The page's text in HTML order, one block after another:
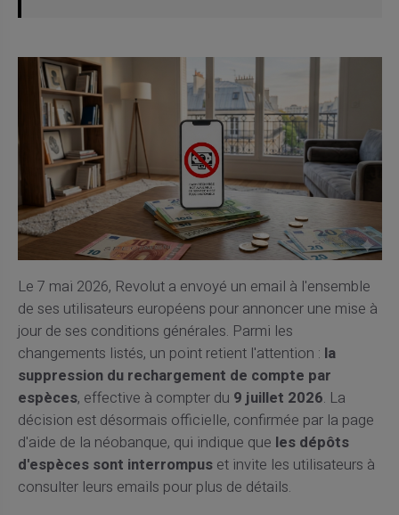
Le 7 mai 2026, Revolut a envoyé un email à l'ensemble
de ses utilisateurs européens pour annoncer une mise à
jour de ses conditions générales. Parmi les
changements listés, un point retient l'attention : la
suppression du rechargement de compte par
espèces, effective à compter du 9 juillet 2026. La
décision est désormais officielle, confirmée par la page
d'aide de la néobanque, qui indique que les dépôts
d'espèces sont interrompuset invite les utilisateurs à
consulter leurs emails pour plus de détails.